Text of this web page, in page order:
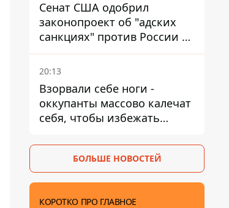
Сенат США одобрил
законопроект об "адских
санкциях" против России и
Ирана
20:13
Взорвали себе ноги -
оккупанты массово калечат
себя, чтобы избежать
БОЛЬШЕ НОВОСТЕЙ
КОРОТКО ПРО ГЛАВНОЕ